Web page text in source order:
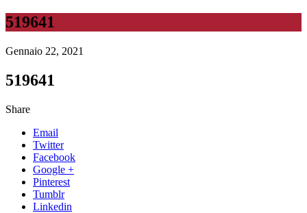
519641
Gennaio 22, 2021
519641
Share
Email
Twitter
Facebook
Google +
Pinterest
Tumblr
Linkedin